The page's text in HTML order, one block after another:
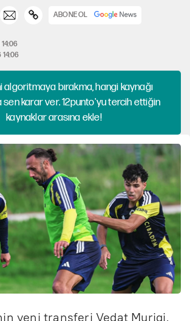
ABONE OL
14:06
bırakma, hangi kaynağı
sen karar ver. 12punto'yu tercih ettiğin
kaynaklar arasına ekle!
yeni transferi Vedat Muriqi,